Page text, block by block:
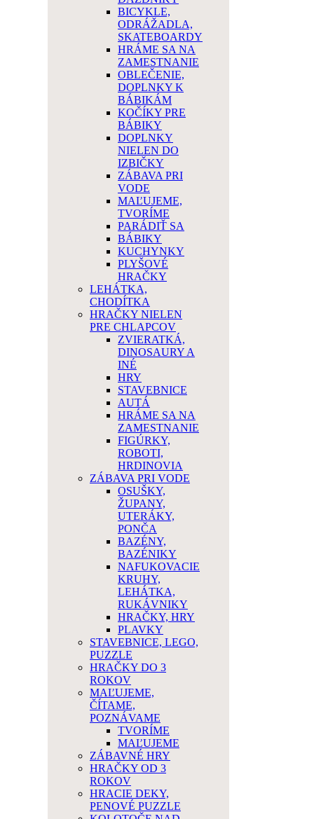
BICYKLE,
ODRÁŽADLA,
SKATEBOARDY
HRÁME SA NA
ZAMESTNANIE
OBLEČENIE,
DOPLNKY K
BÁBIKÁM
KOČÍKY PRE
BÁBIKY
DOPLNKY
NIELEN DO
IZBIČKY
ZÁBAVA PRI
VODE
MAĽUJEME,
TVORÍME
PARÁDIŤ SA
BÁBIKY
KUCHYNKY
PLYŠOVÉ
HRAČKY
LEHÁTKA,
CHODÍTKA
HRAČKY NIELEN
PRE CHLAPCOV
ZVIERATKÁ,
DINOSAURY A
INÉ
HRY
STAVEBNICE
AUTÁ
HRÁME SA NA
ZAMESTNANIE
FIGÚRKY,
ROBOTI,
HRDINOVIA
ZÁBAVA PRI VODE
OSUŠKY,
ŽUPANY,
UTERÁKY,
PONČA
BAZÉNY,
BAZÉNIKY
NAFUKOVACIE
KRUHY,
LEHÁTKA,
RUKÁVNIKY
HRAČKY, HRY
PLAVKY
STAVEBNICE, LEGO,
PUZZLE
HRAČKY DO 3
ROKOV
MAĽUJEME,
ČÍTAME,
POZNÁVAME
TVORÍME
MAĽUJEME
ZÁBAVNÉ HRY
HRAČKY OD 3
ROKOV
HRACIE DEKY,
PENOVÉ PUZZLE